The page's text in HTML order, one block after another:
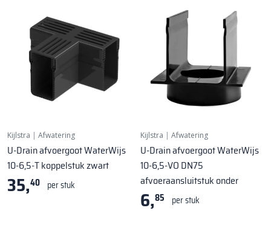
Kijlstra | Afwatering
U-Drain afvoergoot WaterWijs
10-6,5-T koppelstuk zwart
35,40 per stuk
Kijlstra | Afwatering
U-Drain afvoergoot WaterWijs
10-6,5-VO DN75
afvoeraansluitstuk onder
6,85 per stuk